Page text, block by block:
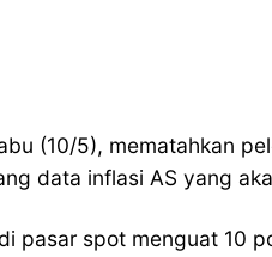
(10/5), mematahkan
data inflasi AS yang
pasar spot menguat 10